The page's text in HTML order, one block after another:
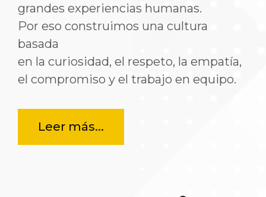
grandes experiencias humanas.
Por eso construimos una cultura
basada
en la curiosidad, el respeto, la empatía,
el compromiso y el trabajo en equipo.
Leer más...